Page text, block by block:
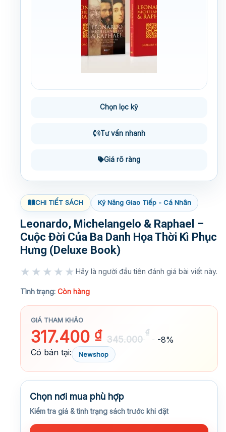
Chọn lọc kỹ
Tư vấn nhanh
Giá rõ ràng
CHI TIẾT SÁCH Kỹ Năng Giao Tiếp - Cá Nhân
Leonardo, Michelangelo & Raphael –
Cuộc Đời Của Ba Danh Họa Thời Kì Phục
Hưng (Deluxe Book)
★★★★★ Hãy là người đầu tiên đánh giá bài viết này.
Tình trạng: Còn hàng
GIÁ THAM KHẢO
317.400 ₫ 345.000
₫
-8%
Có bán tại:
Newshop
Chọn nơi mua phù hợp
Kiểm tra giá & tình trạng sách trước khi đặt